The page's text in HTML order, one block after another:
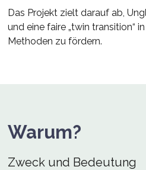
Das Projekt zielt darauf ab,
und eine faire „twin transition“
Methoden zu fördern.
Warum?
Zweck und Bedeutung